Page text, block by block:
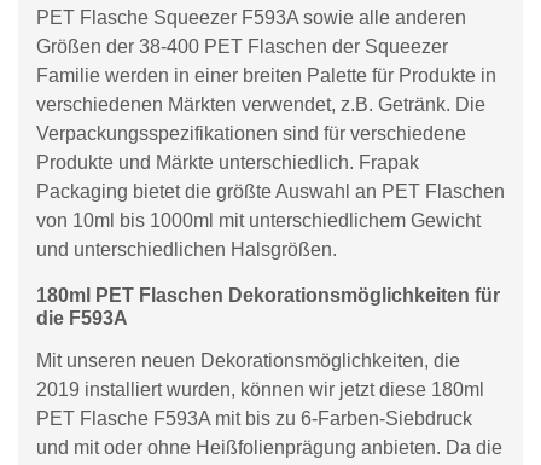
PET Flasche Squeezer F593A sowie alle anderen
Größen der 38-400 PET Flaschen der Squeezer
Familie werden in einer breiten Palette für Produkte in
verschiedenen Märkten verwendet, z.B. Getränk. Die
Verpackungsspezifikationen sind für verschiedene
Produkte und Märkte unterschiedlich. Frapak
Packaging bietet die größte Auswahl an PET Flaschen
von 10ml bis 1000ml mit unterschiedlichem Gewicht
und unterschiedlichen Halsgrößen.
180ml PET Flaschen Dekorationsmöglichkeiten für
die F593A
Mit unseren neuen Dekorationsmöglichkeiten, die
2019 installiert wurden, können wir jetzt diese 180ml
PET Flasche F593A mit bis zu 6-Farben-Siebdruck
und mit oder ohne Heißfolienprägung anbieten. Da die